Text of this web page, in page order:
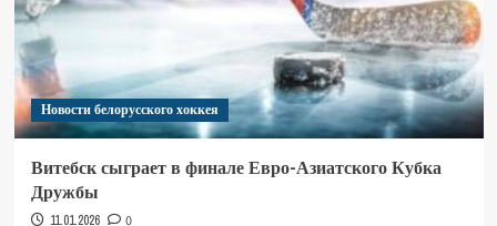
Новости белорусского хоккея
Витебск сыграет в финале Евро-Азиатского Кубка
Дружбы
11.01.2026 0